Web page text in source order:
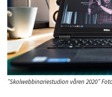
”Skolwebbinariestudion våren 2020”